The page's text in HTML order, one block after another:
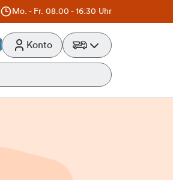
Mo. - Fr. 08.00 - 16:30 Uhr
Konto